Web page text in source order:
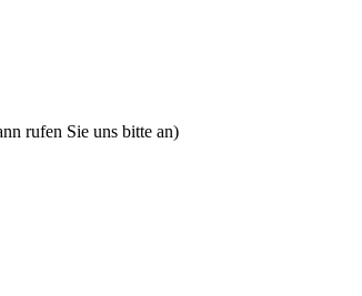
rufen Sie uns bitte an)